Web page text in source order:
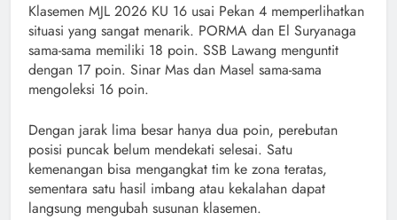
Klasemen MJL 2026 KU 16 usai Pekan 4 memperlihatkan
situasi yang sangat menarik. PORMA dan El Suryanaga
sama-sama memiliki 18 poin. SSB Lawang menguntit
dengan 17 poin. Sinar Mas dan Masel sama-sama
mengoleksi 16 poin.
Dengan jarak lima besar hanya dua poin, perebutan
posisi puncak belum mendekati selesai. Satu
kemenangan bisa mengangkat tim ke zona teratas,
sementara satu hasil imbang atau kekalahan dapat
langsung mengubah susunan klasemen.